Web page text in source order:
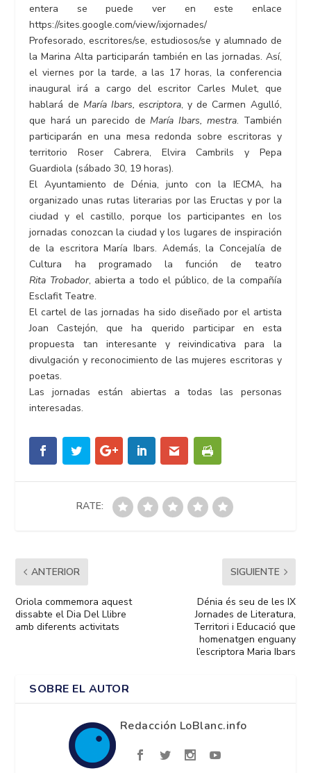
entera se puede ver en este enlace
https://sites.google.com/view/ixjornades/
Profesorado, escritores/se, estudiosos/se y alumnado de
la Marina Alta participarán también en las jornadas. Así,
el viernes por la tarde, a las 17 horas, la conferencia
inaugural irá a cargo del escritor Carles Mulet, que
hablará de María Ibars, escriptora, y de Carmen Agulló,
que hará un parecido deMaríaIbars, mestra. También
participarán en una mesa redonda sobre escritoras y
territorio Roser Cabrera, Elvira Cambrils y Pepa
Guardiola (sábado 30, 19 horas).
El Ayuntamiento de Dénia, junto con la IECMA, ha
organizado unas rutas literarias por las Eructas y por la
ciudad y el castillo, porque los participantes en los
jornadas conozcan la ciudad y los lugares de inspiración
de la escritora María Ibars. Además, la Concejalía de
Cultura ha programado la función de teatro
Rita Trobador, abierta a todo el público, de la compañía
Esclafit Teatre.
El cartel de las jornadas ha sido diseñado por el artista
Joan Castejón, que ha querido participar en esta
propuesta tan interesante y reivindicativa para la
divulgación y reconocimiento de las mujeres escritoras y
poetas.
Las jornadas están abiertas a todas las personas
interesadas.
RATE:
ANTERIOR
Oriola commemora aquest
dissabte el Dia Del Llibre
amb diferents activitats
SIGUIENTE
Dénia és seu de les IX
Jornades de Literatura,
Territori i Educació que
homenatgen enguany
l’escriptora Maria Ibars
SOBRE EL AUTOR
Redacción LoBlanc.info